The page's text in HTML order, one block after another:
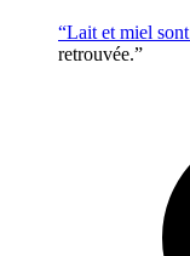
“Lait et miel sont
retrouvée.”